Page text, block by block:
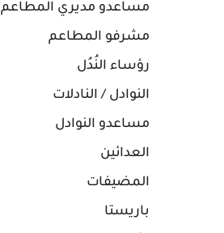
مساعدو مديري المطاعم
مشرفو المطاعم
رؤساء النُدُل
النوادل / النادلات
مساعدو النوادل
العدائين
المضيفات
باريستا